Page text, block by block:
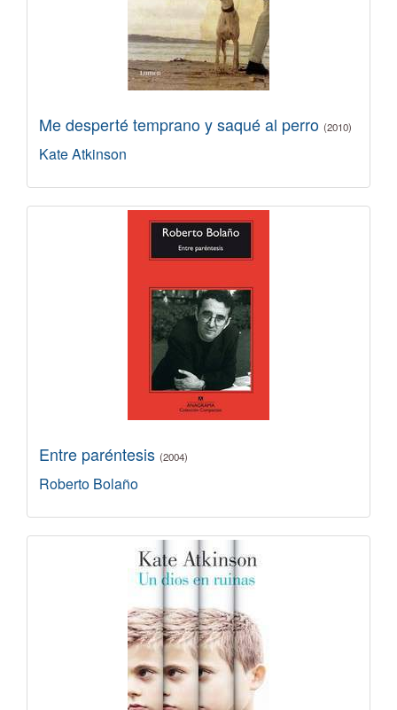
Me desperté temprano y saqué al perro (2010)
Kate Atkinson
Entre paréntesis (2004)
Roberto Bolaño